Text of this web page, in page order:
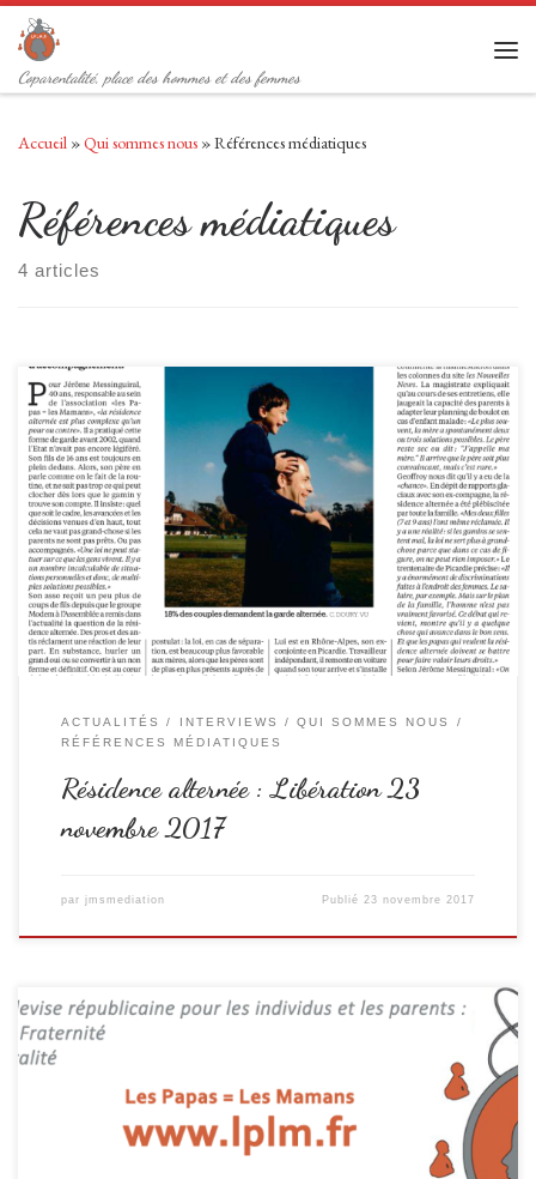
Passer au contenu
Coparentalité, place des hommes et des femmes
Accueil »Qui sommes nous »Références médiatiques
Références médiatiques
4 articles
ACTUALITÉS INTERVIEWS
QUI SOMMES NOUS
RÉFÉRENCES MÉDIATIQUES
Résidence alternée : Libération 23
novembre 2017
par jmsmediation Publié 23 novembre 2017
La place des pères dans la société française : un statut d’exclusion croisée
avec la place des femmes malgré la révolution anthropologique des
comportements genrés. Un texte qui résume la vision humaniste et
citoyenne de l’association [ les papas = les mamans ] avec cet état des